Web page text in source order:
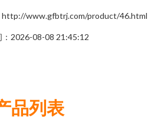
http://www.gfbtrj.com/product/46.html
：2026-08-08 21:45:12
品列表